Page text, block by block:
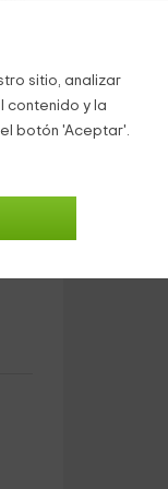
sitio, analizar
contenido y la
botón 'Aceptar'.
un